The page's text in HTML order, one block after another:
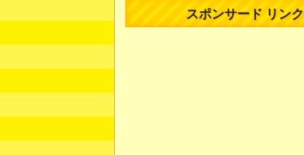
スポンサード リンク